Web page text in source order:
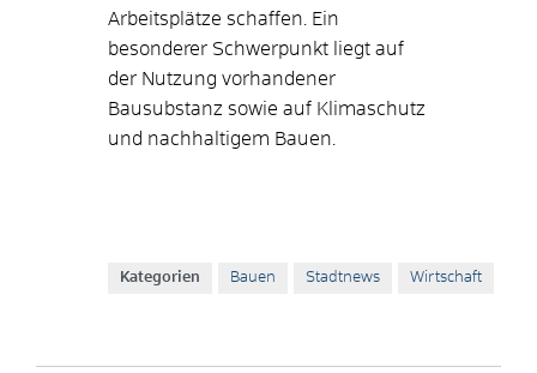
Arbeitsplätze schaffen. Ein
besonderer Schwerpunkt liegt auf
der Nutzung vorhandener
Bausubstanz sowie auf Klimaschutz
und nachhaltigem Bauen.
Kategorien Bauen Stadtnews Wirtschaft